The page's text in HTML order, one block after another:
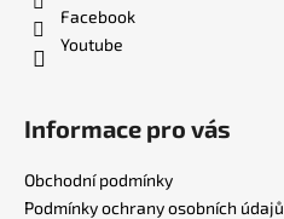
Facebook
Youtube
Informace pro vás
Obchodní podmínky
Podmínky ochrany osobních údajů